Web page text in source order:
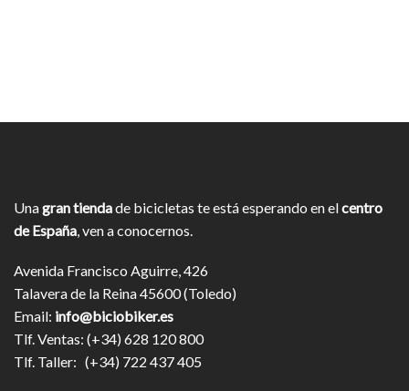
Unagran tiendade bicicletas te está esperando en elcentro
de España, ven a conocernos.
Avenida Francisco Aguirre, 426
Talavera de la Reina 45600 (Toledo)
Email: info@biciobiker.es
Tlf. Ventas: (+34) 628 120 800
Tlf. Taller: (+34) 722 437 405